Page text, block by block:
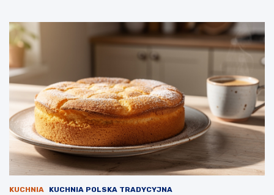
KUCHNIA KUCHNIA POLSKA TRADYCYJNA